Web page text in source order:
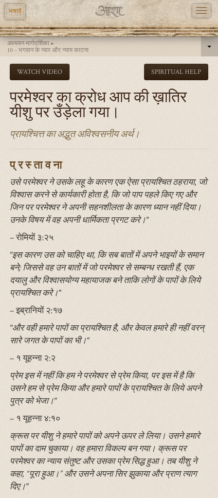
Skip
main
content
भाषायें
अध्ययन मार्गदर्शिका»
10 - भगवान के प्यार और न्याय काटना
WATCH VIDEO SPIRITUAL HELP
परमेश्वर का क्रोध आप की ख़ातिर
यीशु पर उँड़ेला गया।
प्रायश्चित्त का अद्भुत अविश्वसनीय अर्थ।
प्रस्तावना
उसे परमेश्‍वर ने उसके लहू के कारण एक ऐसा प्रायश्‍चित ठहराया, जो
विश्‍वास करने से कार्यकारी होता है, कि जो पाप पहले किए गए और
जिन पर परमेश्‍वर ने अपनी सहनशीलता के कारण ध्यान नहीं दिया।
उनके विषय में वह अपनी धार्मिकता प्रगट करे।"
– रोमियों ३:२५
"इस कारण उस को चाहिए था, कि सब बातों में अपने भाइयों के समान
बने; जिससे वह उन बातों में जो परमेश्‍वर से सम्बन्ध रखती हैं, एक
दयालु और विश्‍वासयोग्य महायाजक बने ताकि लोगों के पापों के लिये
प्रायश्‍चित करे।"
– इब्रानियों २:१७
"और वही हमारे पापों का प्रायश्‍चित है, और केवल हमारे ही नहीं वरन्
सारे जगत के पापों का भी।"
– १ यूहन्ना २:२
प्रेम इस में नहीं कि हम ने परमेश्‍वर से प्रेम किया, पर इस में है कि
उसने हम से प्रेम किया और हमारे पापों के प्रायश्‍चित के लिये अपने
पुत्र को भेजा।"
– १ यूहन्ना ४:१०
क्रूस पर यीशु ने हमारे पापों को अपने ऊपर ले लिया। उसने हमारे
पापों का दाम चुकाया। वह हमारा विकल्प बन गया। क्रूस पर
परमेश्वर का न्याय संतुष्ट और उसका प्रेम सिद्ध हुआ। तब यीशु ने
कहा, “पूरा हुआ।” और उसने अपना सिर झुकाया और प्राण त्याग
दिए।"